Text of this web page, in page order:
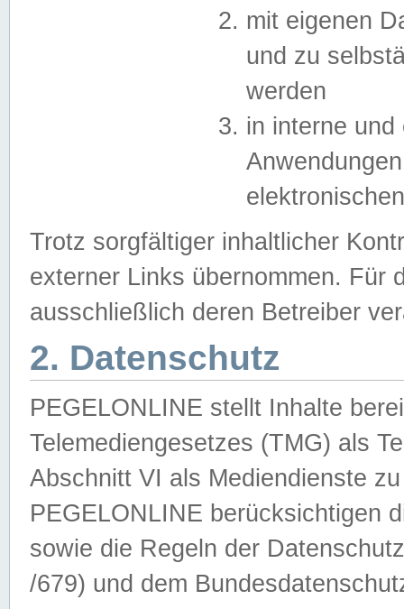
mit eigenen
und zu
werden
in interne
Trotz sorgfältiger inhaltlicher
externer Links übernommen. Für
ausschließlich deren Betreiber
2. Datenschutz
PEGELONLINE stellt Inhalte
Telemediengesetzes (TMG) als
Abschnitt VI als Mediendienste
PEGELONLINE berücksichtigen
sowie die Regeln der
/679) und dem